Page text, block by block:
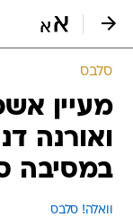
סלבס
מעיין
ואורנה
במסיבה
וואלה! סלבס